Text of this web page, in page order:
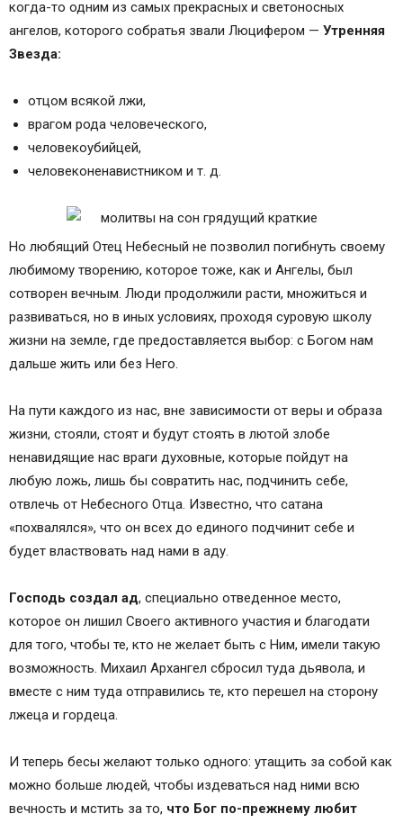
когда-то одним из самых прекрасных и светоносных
ангелов, которого собратья звали Люцифером — Утренняя
Звезда:
отцом всякой лжи,
врагом рода человеческого,
человекоубийцей,
человеконенавистником и т. д.
Но любящий Отец Небесный не позволил погибнуть своему
любимому творению, которое тоже, как и Ангелы, был
сотворен вечным. Люди продолжили расти, множиться и
развиваться, но в иных условиях, проходя суровую школу
жизни на земле, где предоставляется выбор: с Богом нам
дальше жить или без Него.
На пути каждого из нас, вне зависимости от веры и образа
жизни, стояли, стоят и будут стоять в лютой злобе
ненавидящие нас враги духовные, которые пойдут на
любую ложь, лишь бы совратить нас, подчинить себе,
отвлечь от Небесного Отца. Известно, что сатана
«похвалялся», что он всех до единого подчинит себе и
будет властвовать над нами в аду.
Господь создал ад, специально отведенное место,
которое он лишил Своего активного участия и благодати
для того, чтобы те, кто не желает быть с Ним, имели такую
возможность. Михаил Архангел сбросил туда дьявола, и
вместе с ним туда отправились те, кто перешел на сторону
лжеца и гордеца.
И теперь бесы желают только одного: утащить за собой как
можно больше людей, чтобы издеваться над ними всю
вечность и мстить за то, что Бог по-прежнему любит